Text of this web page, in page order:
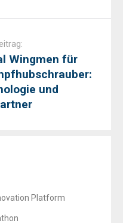
Wingmen für
und
Platform